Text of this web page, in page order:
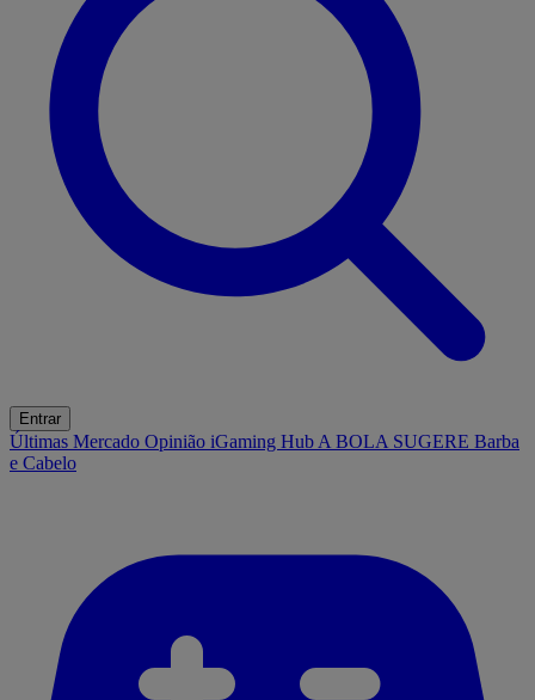
Entrar
Últimas Mercado Opinião iGaming Hub A BOLA SUGERE Barba
e Cabelo